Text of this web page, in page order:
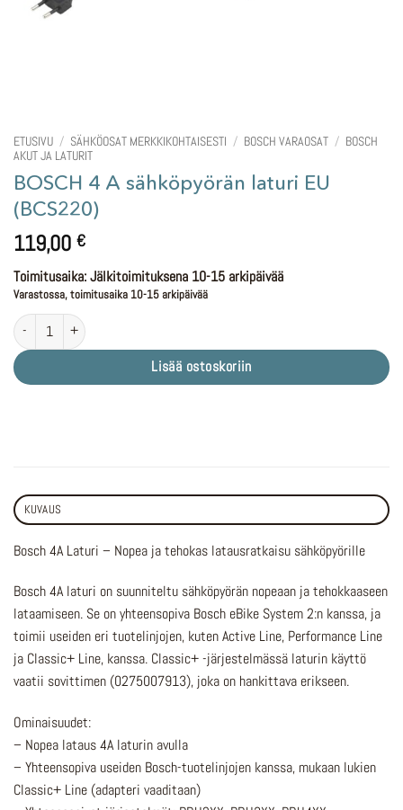
ETUSIVU / SÄHKÖOSAT MERKKIKOHTAISESTI / BOSCH VARAOSAT / BOSCH
AKUT JA LATURIT
BOSCH 4 A sähköpyörän laturi EU
(BCS220)
119,00 €
Toimitusaika: Jälkitoimituksena 10-15 arkipäivää
Varastossa, toimitusaika 10-15 arkipäivää
BOSCH 4 A sähköpyörän laturi EU (BCS220) määrä
Lisää ostoskoriin
KUVAUS
Bosch 4A Laturi – Nopea ja tehokas latausratkaisu sähköpyörille
Bosch 4A laturi on suunniteltu sähköpyörän nopeaan ja tehokkaaseen
lataamiseen. Se on yhteensopiva Bosch eBike System 2:n kanssa, ja
toimii useiden eri tuotelinjojen, kuten Active Line, Performance Line
ja Classic+ Line, kanssa. Classic+ -järjestelmässä laturin käyttö
vaatii sovittimen (0275007913), joka on hankittava erikseen.
Ominaisuudet:
– Nopea lataus 4A laturin avulla
– Yhteensopiva useiden Bosch-tuotelinjojen kanssa, mukaan lukien
Classic+ Line (adapteri vaaditaan)